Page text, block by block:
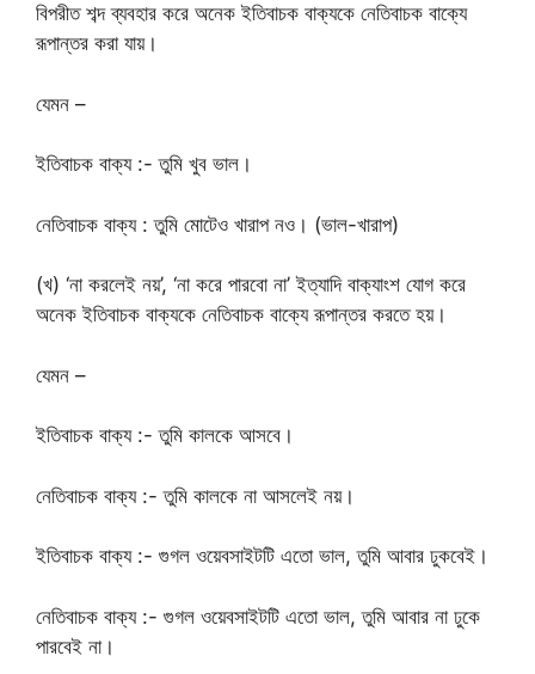
বিপরীত শব্দ ব্যবহার করে অনেক ইতিবাচক বাক্যকে নেতিবাচক বাক্যে
রূপান্তর করা যায়।
যেমন –
ইতিবাচক বাক্য :- তুমি খুব ভাল।
নেতিবাচক বাক্য : তুমি মোটেও খারাপ নও। (ভাল-খারাপ)
(খ) ‘না করলেই নয়’, ‘না করে পারবো না’ ইত্যাদি বাক্যাংশ যোগ করে
অনেক ইতিবাচক বাক্যকে নেতিবাচক বাক্যে রূপান্তর করতে হয়।
যেমন –
ইতিবাচক বাক্য :- তুমি কালকে আসবে।
নেতিবাচক বাক্য :- তুমি কালকে না আসলেই নয়।
ইতিবাচক বাক্য :- গুগল ওয়েবসাইটটি এতো ভাল, তুমি আবার ঢুকবেই।
নেতিবাচক বাক্য :- গুগল ওয়েবসাইটটি এতো ভাল, তুমি আবার না ঢুকে
পারবেই না।